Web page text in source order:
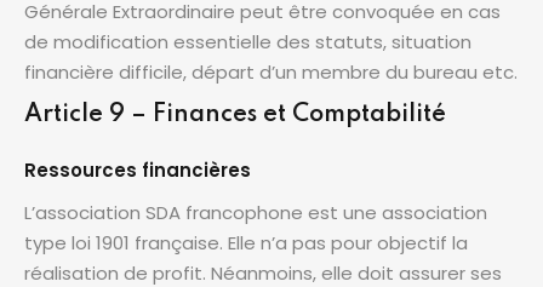
Générale Extraordinaire peut être convoquée en cas
de modification essentielle des statuts, situation
financière difficile, départ d’un membre du bureau etc.
Article 9 – Finances et Comptabilité
Ressources financières
L’association SDA francophone est une association
type loi 1901 française. Elle n’a pas pour objectif la
réalisation de profit. Néanmoins, elle doit assurer ses